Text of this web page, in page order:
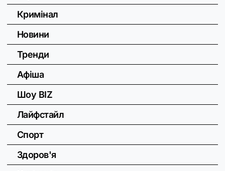
Кримінал
Новини
Тренди
Афіша
Шоу BIZ
Лайфстайл
Спорт
Здоров'я